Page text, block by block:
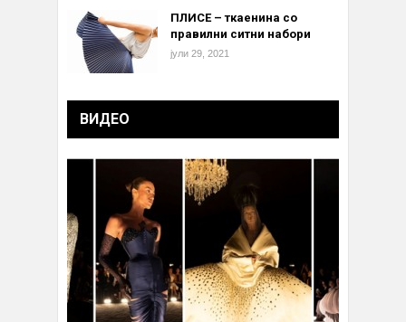
ПЛИСЕ – ткаенина со
правилни ситни набори
јули 29, 2021
ВИДЕО